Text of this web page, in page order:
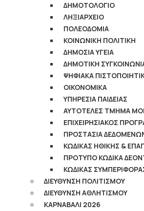
ΔΗΜΟΤΟΛΟΓΙΟ
ΛΗΞΙΑΡΧΕΙΟ
ΠΟΛΕΟΔΟΜΙΑ
ΚΟΙΝΩΝΙΚΗ ΠΟΛΙΤΙΚΗ
ΔΗΜΟΣΙΑ ΥΓΕΙΑ
ΔΗΜΟΤΙΚΗ
ΨΗΦΙΑΚΑ
ΟΙΚΟΝΟΜΙΚΑ
ΥΠΗΡΕΣΙΑ ΠΑΙΔΕΙΑΣ
ΑΥΤΟΤΕΛΕΣ ΤΜΗΜΑ
ΕΠΙΧΕΙΡΗΣΙΑΚΟΣ
ΠΡΟΣΤΑΣΙΑ
ΚΩΔΙΚΑΣ ΗΘΙΚΗΣ &
ΠΡΟΤΥΠΟ ΚΩΔΙΚΑ
ΚΩΔΙΚΑΣ
ΔΙΕΥΘΥΝΣΗ ΠΟΛΙΤΙΣΜΟΥ
ΔΙΕΥΘΥΝΣΗ ΑΘΛΗΤΙΣΜΟΥ
ΚΑΡΝΑΒΑΛΙ 2026